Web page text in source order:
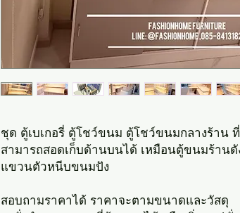
ชุด ตู้เบเกอรี่ ตู้โชว์ขนม ตู้โชว์ขนมกลางร้าน
สามารถสอดเก็บด้านบนได้ เหมือนตู้ขนมร้าน
แขวนตัวหนีบขนมปัง
สอบถามราคาได้ ราคาจะตามขนาดและวัสดุ